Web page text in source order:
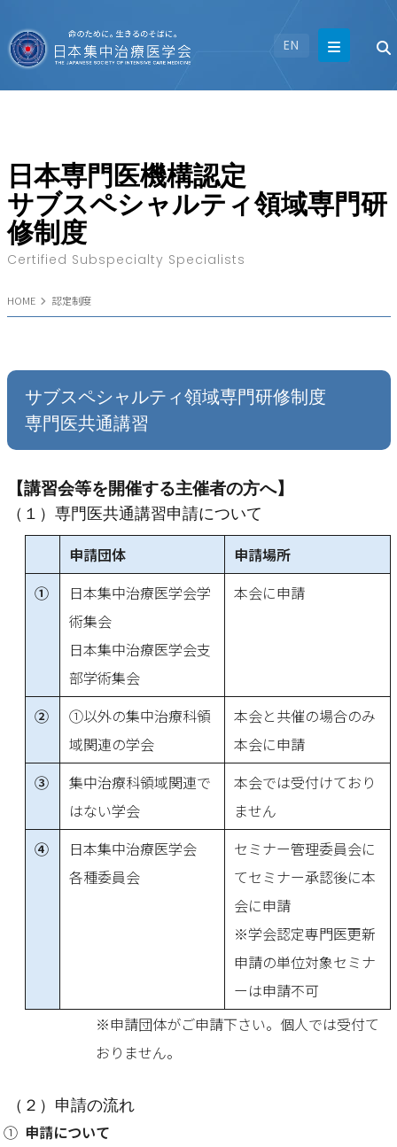
EN
日本専門医機構認定
サブスペシャルティ領域専門研
修制度
Certified Subspecialty Specialists
HOME 認定制度
サブスペシャルティ領域専門研修制度
専門医共通講習
【講習会等を開催する主催者の方へ】
（１）専門医共通講習申請について
申請団体
申請場所
①
日本集中治療医学会学
術集会
日本集中治療医学会支
部学術集会
本会に申請
②
①以外の集中治療科領
域関連の学会
本会と共催の場合のみ
本会に申請
③
集中治療科領域関連で
はない学会
本会では受付けており
ません
④
日本集中治療医学会
各種委員会
セミナー管理委員会に
てセミナー承認後に本
会に申請
※学会認定専門医更新
申請の単位対象セミナ
ーは申請不可
※申請団体がご申請下さい。個人では受付て
おりません。
（２）申請の流れ
申請について